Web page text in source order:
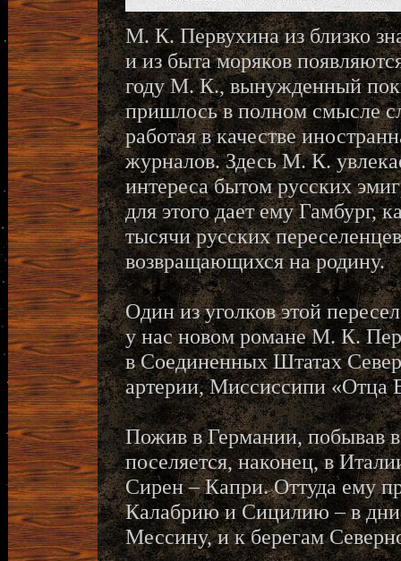
М. К. Первухина из близко
и из быта моряков
году М. К., вынужденный
пришлось в полном смысле
работая в качестве
журналов. Здесь М. К.
интереса бытом русских
для этого дает ему Гамбург,
тысячи русских
возвращающихся на родину.
Один из уголков этой
у нас новом романе М. К.
в Соединенных Штатах
артерии, Миссиссипи «Отца
Пожив в Германии, побывав
поселяется, наконец, в
Сирен – Капри. Оттуда ему
Калабрию и Сицилию – в дни
Мессину, и к берегам